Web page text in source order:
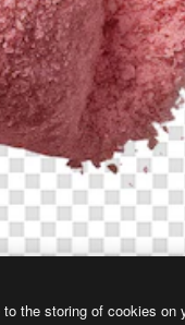
た独自の画像を作成できま
the storing of cookies